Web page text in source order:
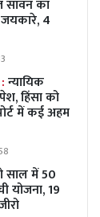
का
जयकारे, 4
न्यायिक
हिंसा को
में कई अहम
साल में 50
योजना, 19